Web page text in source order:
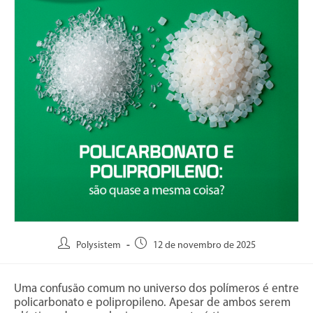
Polysistem 12 de novembro de 2025
Uma confusão comum no universo dos polímeros é entre
policarbonato e polipropileno. Apesar de ambos serem